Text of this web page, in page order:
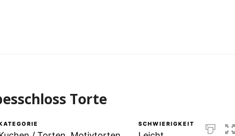
Torte
SCHWIERIGKEIT